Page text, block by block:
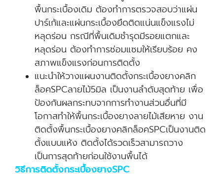
พื้นกระเบื้องเดิม ต้องทำการตรวจสอบว่าแผ่น
ปาร์เก้และแผ่นกระเบื้องยึดติดแน่นแข็งแรงไม่
หลุดร่อน กรณีที่พื้นเดิมชำรุดมีรอยแตกและ
หลุดร่อน ต้องทำการซ่อมแซมให้เรียบร้อย คง
สภาพแข็งแรงก่อนการติดตั้ง
แนะนำให้วางแผนงานติดตั้งกระเบื้องยางคลิก
ล็อคSPCลายไม้5มิล เป็นงานลำดับสุดท้าย เพื่อ
ป้องกันผลกระทบจากการทำงานส่วนอื่นที่มี
โอกาสทำให้พื้นกระเบื้องยางลายไม้เสียหาย งาน
ติดตั้งพื้นกระเบื้องยางคลิกล็อคSPCเป็นงานติด
ตั้งแบบแห้ง ติดตั้งได้รวดเร็วสามารถวาง
เป็นการสุดท้ายก่อนใช้งานพื้นได้
วิธีการติดตั้งกระเบื้องยางSPC